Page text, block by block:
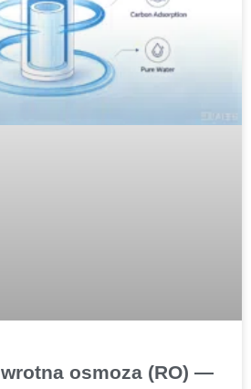
osmoza (RO) —